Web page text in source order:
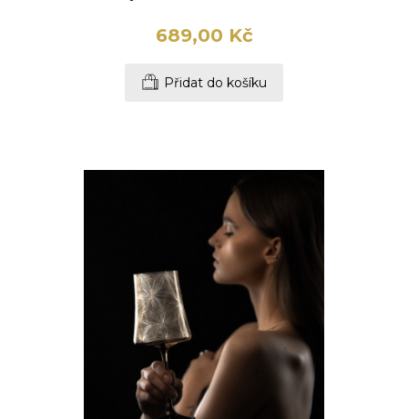
689,00 Kč
Přidat do košíku